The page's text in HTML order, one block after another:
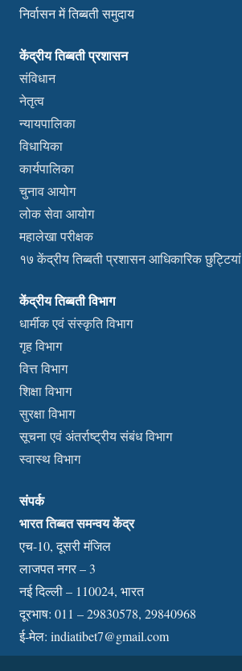
निर्वासन में तिब्बती समुदाय
केंद्रीय तिब्बती प्रशासन
संविधान
नेतृत्व
न्यायपालिका
विधायिका
कार्यपालिका
चुनाव आयोग
लोक सेवा आयोग
महालेखा परीक्षक
१७ केंद्रीय तिब्बती प्रशासन आधिकारिक छुट्टियां
केंद्रीय तिब्बती विभाग
धार्मीक एवं संस्कृति विभाग
गृह विभाग
वित्त विभाग
शिक्षा विभाग
सुरक्षा विभाग
सूचना एवं अंतर्राष्ट्रीय संबंध विभाग
स्वास्थ विभाग
संपर्क
भारत तिब्बत समन्वय केंद्र
एच-10, दूसरी मंजिल
लाजपत नगर – 3
नई दिल्ली – 110024, भारत
दूरभाष: 011 – 29830578, 29840968
ई-मेल: indiatibet7@gmail.com